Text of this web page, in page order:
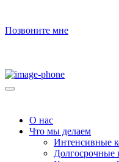
Позвоните мне
О нас
Что мы делаем
Интенсивные
Долгосрочные